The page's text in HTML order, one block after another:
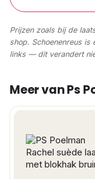
Prijzen zoals bij de
shop. Schoenenreus is
links — dit verandert
Meer van Ps